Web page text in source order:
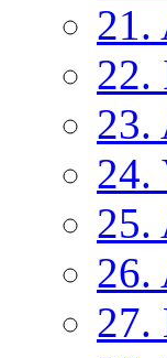
21.
22.
23.
24.
25.
26.
27.